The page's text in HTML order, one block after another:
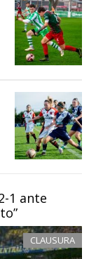
1 ante
CLAUSURA